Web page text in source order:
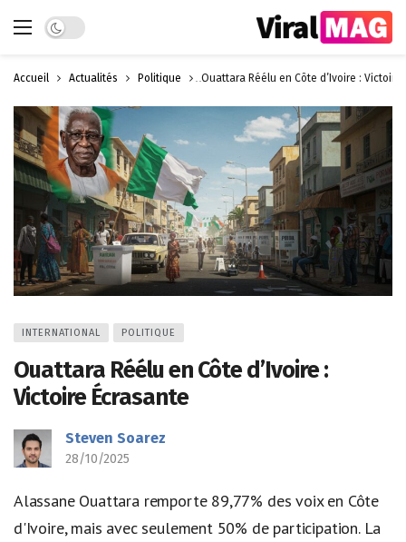
Dark mode
Accueil Actualités Politique Ouattara Réélu en Côte d’Ivoire : Victoire
INTERNATIONAL POLITIQUE
Ouattara Réélu en Côte d’Ivoire :
Victoire Écrasante
Steven Soarez
28/10/2025
Alassane Ouattara remporte 89,77% des voix en Côte
d'Ivoire, mais avec seulement 50% de participation. La